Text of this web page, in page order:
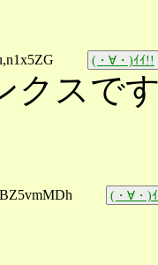
(・∀・)ｲｲ!!
クスで
(・∀・)